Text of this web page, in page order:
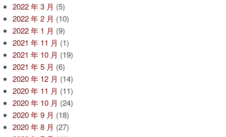
2022 年 3 月 (5)
2022 年 2 月 (10)
2022 年 1 月 (9)
2021 年 11 月 (1)
2021 年 10 月 (19)
2021 年 5 月 (6)
2020 年 12 月 (14)
2020 年 11 月 (11)
2020 年 10 月 (24)
2020 年 9 月 (18)
2020 年 8 月 (27)